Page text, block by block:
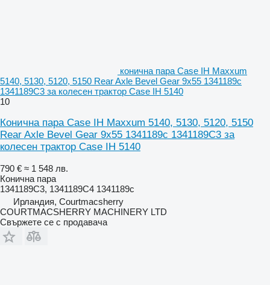
конична пара Case IH Maxxum
5140, 5130, 5120, 5150 Rear Axle Bevel Gear 9x55 1341189c
1341189C3 за колесен трактор Case IH 5140
10
Конична пара Case IH Maxxum 5140, 5130, 5120, 5150
Rear Axle Bevel Gear 9x55 1341189c 1341189C3 за
колесен трактор Case IH 5140
790 € ≈ 1 548 лв.
Конична пара
1341189C3, 1341189C4 1341189c
Ирландия, Courtmacsherry
COURTMACSHERRY MACHINERY LTD
Свържете се с продавача